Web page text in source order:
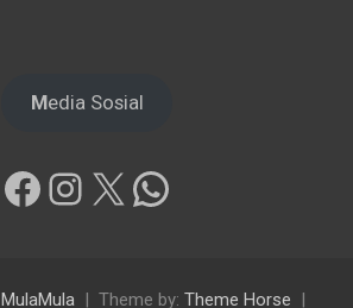
Media Sosial
Facebook
Instagram
X WhatsApp
MulaMula Theme by: Theme Horse